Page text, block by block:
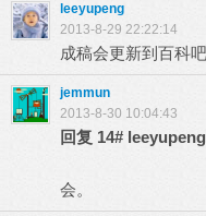
leeyupeng
2013-8-29 22:22:14
成稿会更新到百科
jemmun
2013-8-30 10:04:43
回复 14# leeyupeng
会。